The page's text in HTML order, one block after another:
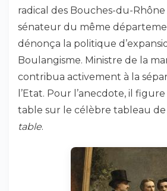
radical des Bouches-du-Rhône
sénateur du même
dénonça la politique
Boulangisme. Ministre de la
contribua activement à la
l’Etat. Pour l’anecdote, il
table sur le célèbre tableau de
table.